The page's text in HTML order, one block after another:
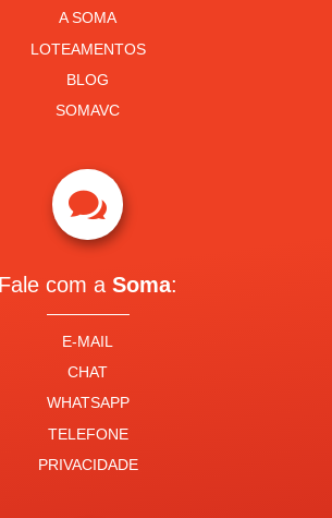
A SOMA
LOTEAMENTOS
BLOG
SOMAVC

Fale com aSoma:
E-MAIL
CHAT
WHATSAPP
TELEFONE
PRIVACIDADE